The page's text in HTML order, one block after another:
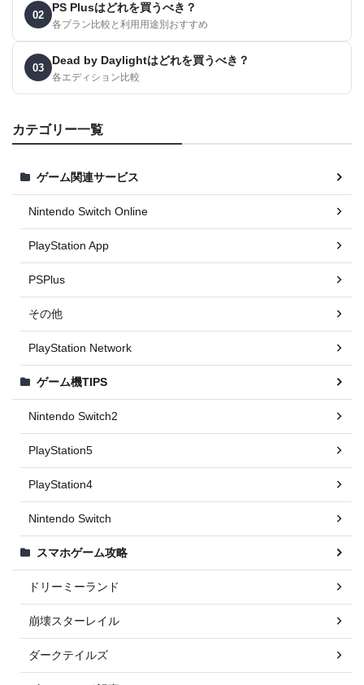
02
PS Plusはどれを買うべき？
各プラン比較と利用用途別おすすめ
03
Dead by Daylightはどれを買うべき？
各エディション比較
カテゴリー一覧
ゲーム関連サービス
Nintendo Switch Online
PlayStation App
PSPlus
その他
PlayStation Network
ゲーム機TIPS
Nintendo Switch2
PlayStation5
PlayStation4
Nintendo Switch
スマホゲーム攻略
ドリーミーランド
崩壊スターレイル
ダークテイルズ